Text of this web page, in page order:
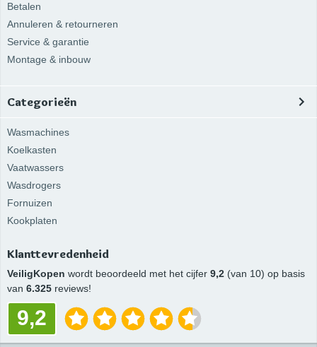
Betalen
Annuleren & retourneren
Service & garantie
Montage & inbouw
Categorieën
Wasmachines
Koelkasten
Vaatwassers
Wasdrogers
Fornuizen
Kookplaten
Klanttevredenheid
VeiligKopen wordt beoordeeld met het cijfer 9,2 (van 10) op basis
van 6.325 reviews!
9,2